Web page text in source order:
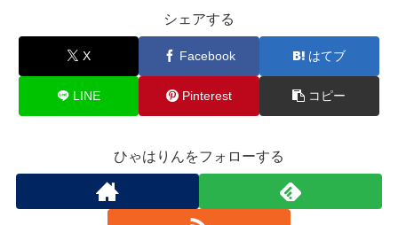
シェアする
X Facebook はてブ
LINE Pinterest コピー
ひゃはりんをフォローする